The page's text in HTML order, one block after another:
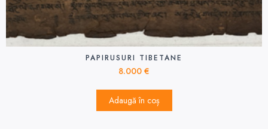
PAPIRUSURI TIBETANE
8.000 €
Adaugă în coș